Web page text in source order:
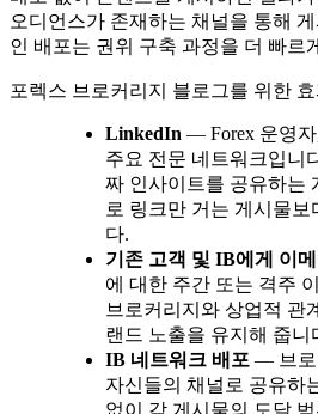
오디언스가 존재하는 채널을 통해
인 배포는 권위 구축 과정을 더 빠르
포렉스 브로커리지 블로그를 위한
LinkedIn — Forex 운영
주요 전문 네트워크입니
짜 인사이트를 공유하는
로 링크만 거는 게시물보
다.
기존 고객 및 IB에게 이
에 대한 주간 또는 격주
브로커리지와 상업적 관
랜드 노출을 유지해 줍니
IB 네트워크 배포 — 브로
자신들의 채널로 공유하